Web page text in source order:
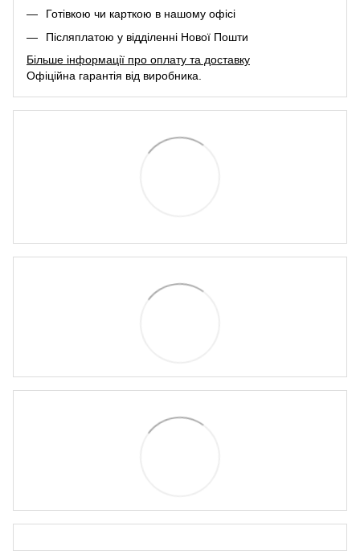
Готівкою чи карткою в нашому офісі
Післяплатою у відділенні Нової Пошти
Більше інформації про оплату та доставку
Офіційна гарантія від виробника.